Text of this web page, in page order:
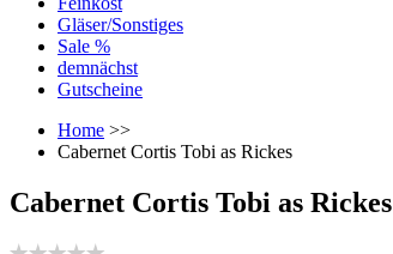
Gläser/Sonstiges
Sale %
demnächst
Gutscheine
Home >>
Cabernet Cortis Tobi as Rickes
Cabernet Cortis Tobi as Rickes